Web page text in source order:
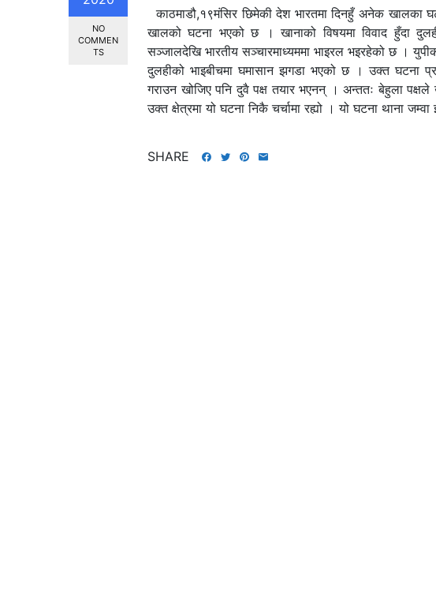
NO
COMMEN
TS
काठमाडौ,१९मंसिर छिमेकी देश भारतमा दिनहुँ अनेक खालका
खालको घटना भएको छ । खानाको विषयमा विवाद हुँदा
सञ्जालदेखि भारतीय सञ्चारमाध्यममा भाइरल भइरहेको छ ।
दुलहीको भाइबीचमा घमासान झगडा भएको छ । उक्त घटना
गराउन खोजिए पनि दुवै पक्ष तयार भएनन् । अन्ततः बेहुला
उक्त क्षेत्रमा यो घटना निकै चर्चामा रह्यो । यो घटना थाना
SHARE